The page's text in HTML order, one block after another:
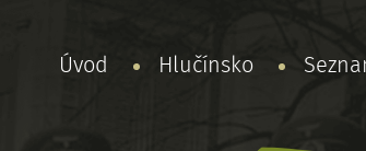
Úvod Hlučínsko